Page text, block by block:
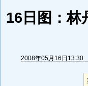
16日图：林
2008年05月16日13:30